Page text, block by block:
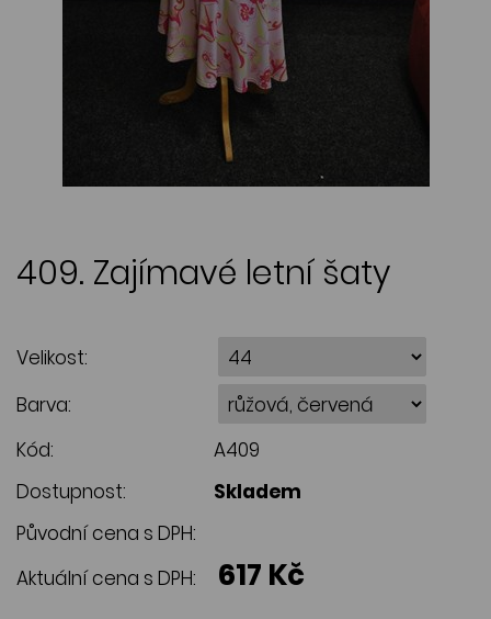
409. Zajímavé letní šaty
Velikost:
Barva:
Kód:
A409
Dostupnost:
Skladem
Původní cena s DPH:
Aktuální cena s DPH:
617 Kč